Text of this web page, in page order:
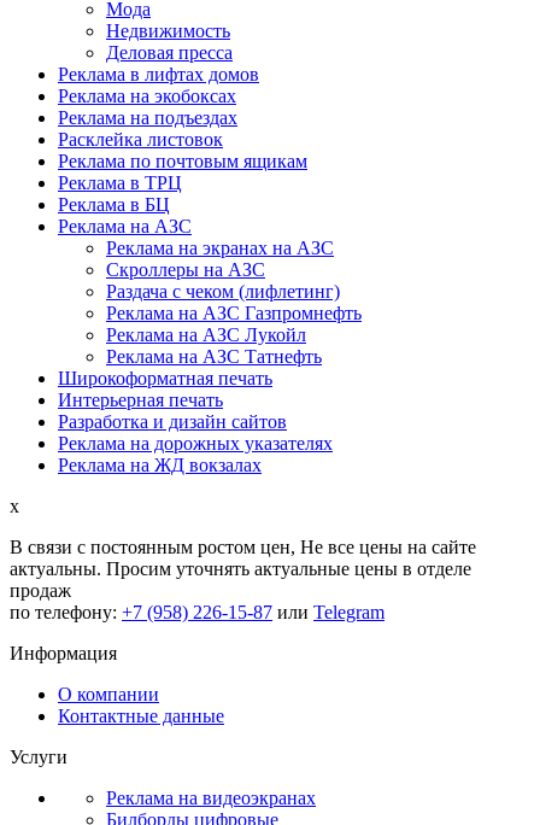
Мода
Недвижимость
Деловая пресса
Реклама в лифтах домов
Реклама на экобоксах
Реклама на подъездах
Расклейка листовок
Реклама по почтовым ящикам
Реклама в ТРЦ
Реклама в БЦ
Реклама на АЗС
Реклама на экранах на АЗС
Скроллеры на АЗС
Раздача с чеком (лифлетинг)
Реклама на АЗС Газпромнефть
Реклама на АЗС Лукойл
Реклама на АЗС Татнефть
Широкоформатная печать
Интерьерная печать
Разработка и дизайн сайтов
Реклама на дорожных указателях
Реклама на ЖД вокзалах
x
В связи с постоянным ростом цен, Не все цены на сайте
актуальны. Просим уточнять актуальные цены в отделе
продаж
по телефону: +7 (958) 226-15-87 или Telegram
Информация
О компании
Контактные данные
Услуги
Реклама на видеоэкранах
Билборды цифровые